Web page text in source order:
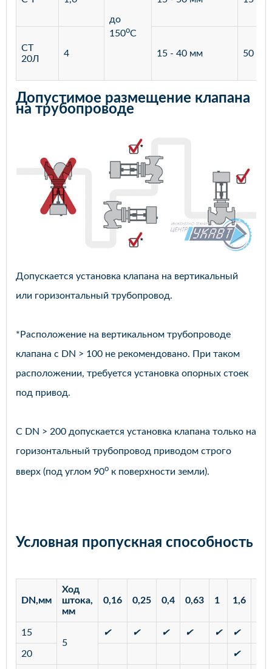
до
150oС
СТ
20Л
4 15 - 40 мм 50 -
Допустимое размещение клапана
на трубопроводе
Допускается установка клапана на вертикальный
или горизонтальный трубопровод.
*Расположение на вертикальном трубопроводе
клапана с DN > 100 не рекомендовано. При таком
расположении, требуется установка опорных стоек
под привод.
С DN > 200 допускается установка клапана только на
горизонтальный трубопровод приводом строго
вверх (под углом 90o к поверхности земли).
Условная пропускная способность
DN,мм
Ход
штока,
мм
0,16 0,25 0,4 0,63 1 1,6
15
5
✔ ✔ ✔ ✔ ✔ ✔
20 ✔